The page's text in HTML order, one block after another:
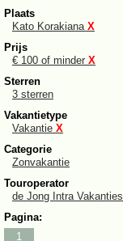
Plaats
Kato Korakiana X
Prijs
€ 100 of minder X
Sterren
3 sterren
Vakantietype
Vakantie X
Categorie
Zonvakantie
Touroperator
de Jong Intra Vakanties
Pagina:
1